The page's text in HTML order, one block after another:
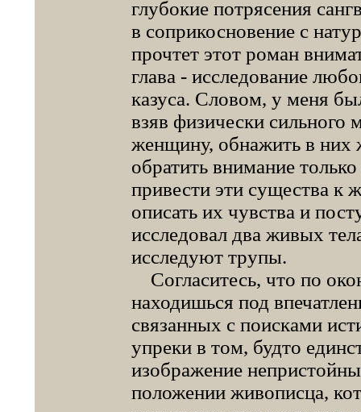
глубокие потрясения
в соприкосновение с
прочтет этот роман
глава - исследование
казуса. Словом, у меня
взяв физически
женщину, обнажить в них
обратить внимание
привести эти существа к
описать их чувства и
исследовал два живых
исследуют трупы.
Согласитесь, что по
находишься под
связанных с поисками
упреки в том, будто
изображение
положении живописца,